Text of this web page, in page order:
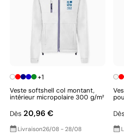
+1
Veste softshell col montant,
intérieur micropolaire 300 g/m²
Dès 20,96 €
Livraison26/08 - 28/08